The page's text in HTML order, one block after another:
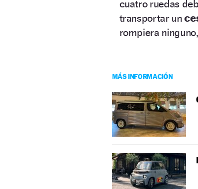
cuatro ruedas
transportar un
rompiera
MÁS INFORMACIÓN